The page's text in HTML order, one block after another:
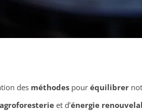
des méthodespour équilibrer
et d’énergie